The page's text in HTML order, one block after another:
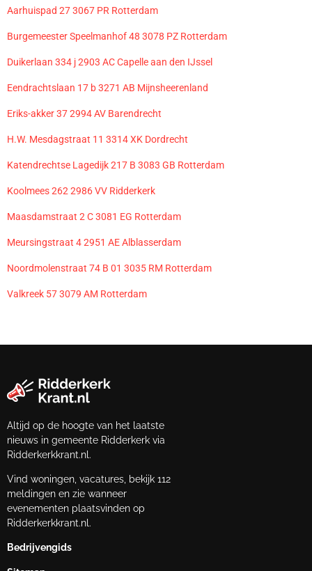
Aarhuispad 27 3067 PR Rotterdam
Burgemeester Speelmanhof 48 3078 PZ Rotterdam
Duikerlaan 334 j 2903 AC Capelle aan den IJssel
Eendrachtslaan 17 b 3271 AB Mijnsheerenland
Eriks-akker 37 2994 AV Barendrecht
H.W. Mesdagstraat 11 3314 XK Dordrecht
Katendrechtse Lagedijk 217 B 3083 GB Rotterdam
Koolmees 262 2986 VV Ridderkerk
Maasdamstraat 2 C 3081 EG Rotterdam
Meursingstraat 4 2951 AE Alblasserdam
Noordmolenstraat 74 B 01 3035 RM Rotterdam
Valkreek 57 3079 AM Rotterdam
Altijd op de hoogte van het laatste
nieuws in gemeente Ridderkerk via
Ridderkerkkrant.nl.
Vind woningen, vacatures, bekijk 112
meldingen en zie wanneer
evenementen plaatsvinden op
Ridderkerkkrant.nl.
Bedrijvengids